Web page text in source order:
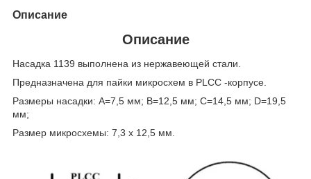
Описание
Описание
Насадка 1139 выполнена из нержавеющей стали.
Предназначена для пайки микросхем в PLCC -корпусе.
Размеры насадки: A=7,5 мм; B=12,5 мм; C=14,5 мм; D=19,5
мм;
Размер микросхемы: 7,3 х 12,5 мм.